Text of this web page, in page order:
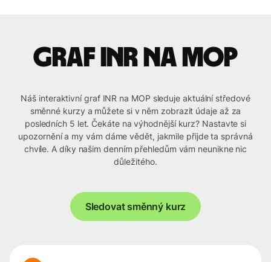
graf INR na MOP
Náš interaktivní graf INR na MOP sleduje aktuální středové
směnné kurzy a můžete si v něm zobrazit údaje až za
posledních 5 let. Čekáte na výhodnější kurz? Nastavte si
upozornění a my vám dáme vědět, jakmile přijde ta správná
chvíle. A díky našim denním přehledům vám neunikne nic
důležitého.
Sledovat směnný kurz